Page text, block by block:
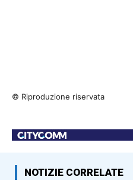
© Riproduzione riservata
NOTIZIE CORRELATE